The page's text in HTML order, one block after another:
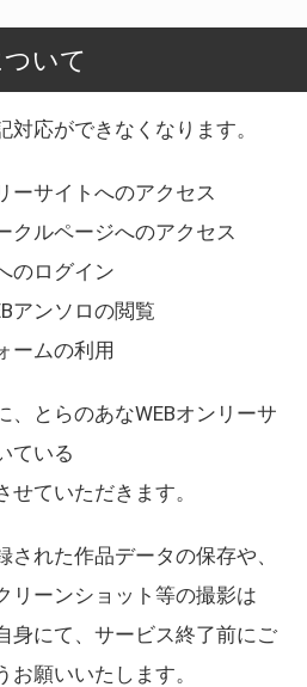
いて
応ができなくなります。
ーサイトへのアクセス
クルページへのアクセス
のログイン
アンソロの閲覧
ームの利用
、とらのあなWEBオンリーサ
ている
ていただきます。
れた作品データの保存や、
リーンショット等の撮影は
身にて、サービス終了前にご
願いいたします。